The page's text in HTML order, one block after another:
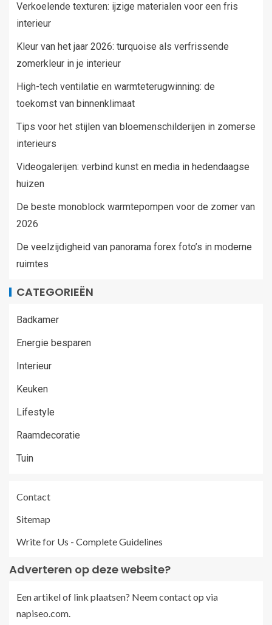
Verkoelende texturen: ijzige materialen voor een fris
interieur
Kleur van het jaar 2026: turquoise als verfrissende
zomerkleur in je interieur
High-tech ventilatie en warmteterugwinning: de
toekomst van binnenklimaat
Tips voor het stijlen van bloemenschilderijen in zomerse
interieurs
Videogalerijen: verbind kunst en media in hedendaagse
huizen
De beste monoblock warmtepompen voor de zomer van
2026
De veelzijdigheid van panorama forex foto’s in moderne
ruimtes
CATEGORIEËN
Badkamer
Energie besparen
Interieur
Keuken
Lifestyle
Raamdecoratie
Tuin
Contact
Sitemap
Write for Us - Complete Guidelines
Adverteren op deze website?
Een artikel of link plaatsen? Neem contact op via
napiseo.com.